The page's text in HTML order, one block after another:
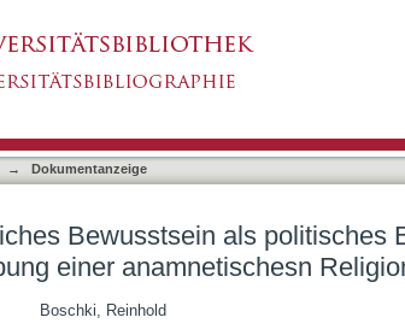
→ Dokumentanzeige
Bewusstsein als politisches
einer anamnetischesn
Boschki, Reinhold